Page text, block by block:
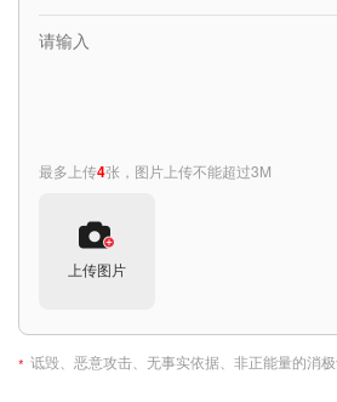
最多上传4张，图片上传不能超过3M
上传图片
* 诋毁、恶意攻击、无事实依据、非正能量的消